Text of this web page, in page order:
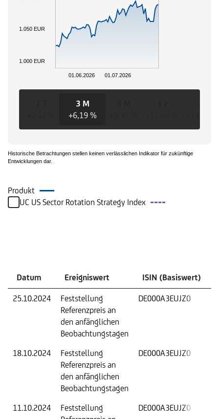
01.06.2026 01.07.2026
1.000 EUR
1.050 EUR
3 M
+6,19 %
Historische Betrachtungen stellen keinen verlässlichen Indikator für zukünftige
Entwicklungen dar.
Produkt
UC US Sector Rotation Strategy Index
Datum Ereigniswert ISIN (Basiswert)
25.10.2024
Feststellung
Referenzpreis an
den anfänglichen
Beobachtungstagen
DE000A3EUJZ0
18.10.2024
Feststellung
Referenzpreis an
den anfänglichen
Beobachtungstagen
DE000A3EUJZ0
11.10.2024
Feststellung
DE000A3EUJZ0